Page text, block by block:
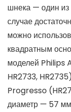
шнека — один
случае
можно
квадратным
моделей Philips
HR2733,
Progresso
диаметр — 57